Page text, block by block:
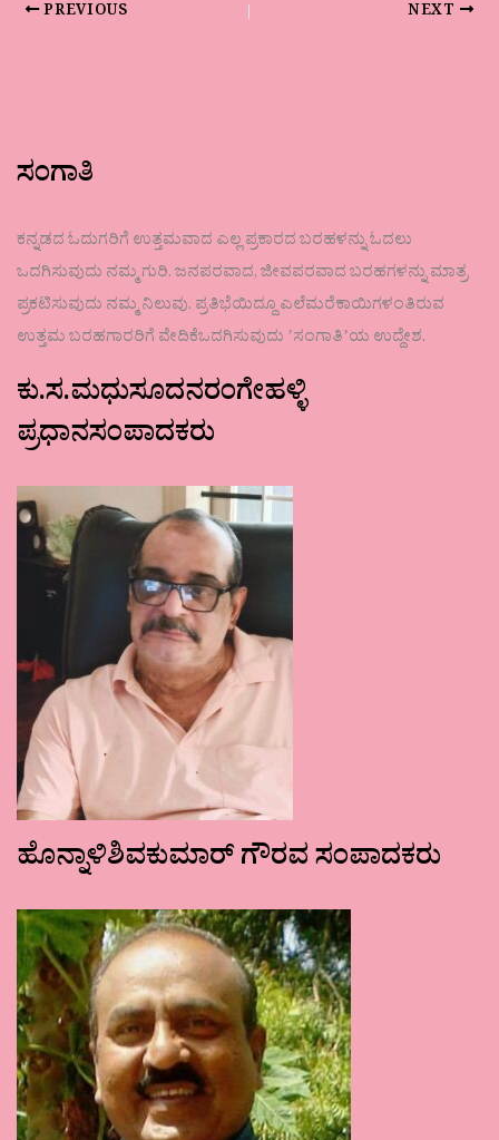
PREVIOUS NEXT
ಸಂಗಾತಿ
ಕನ್ನಡದ ಓದುಗರಿಗೆ ಉತ್ತಮವಾದ ಎಲ್ಲ ಪ್ರಕಾರದ ಬರಹಳನ್ನು ಓದಲು
ಒದಗಿಸುವುದು ನಮ್ಮ ಗುರಿ. ಜನಪರವಾದ, ಜೀವಪರವಾದ ಬರಹಗಳನ್ನು ಮಾತ್ರ
ಪ್ರಕಟಿಸುವುದು ನಮ್ಮ ನಿಲುವು. ಪ್ರತಿಭೆಯಿದ್ದೂ ಎಲೆಮರೆಕಾಯಿಗಳಂತಿರುವ
ಉತ್ತಮ ಬರಹಗಾರರಿಗೆ ವೇದಿಕೆಒದಗಿಸುವುದು ʼಸಂಗಾತಿʼಯ ಉದ್ದೇಶ.
ಕು.ಸ.ಮಧುಸೂದನರಂಗೇಹಳ್ಳಿ
ಪ್ರಧಾನಸಂಪಾದಕರು
ಹೊನ್ನಾಳಿಶಿವಕುಮಾರ್ ಗೌರವ ಸಂಪಾದಕರು